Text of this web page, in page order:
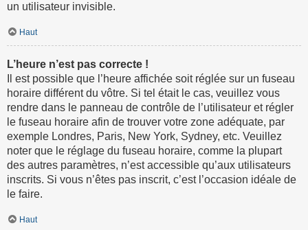
un utilisateur invisible.
Haut
L’heure n’est pas correcte !
Il est possible que l’heure affichée soit réglée sur un fuseau
horaire différent du vôtre. Si tel était le cas, veuillez vous
rendre dans le panneau de contrôle de l’utilisateur et régler
le fuseau horaire afin de trouver votre zone adéquate, par
exemple Londres, Paris, New York, Sydney, etc. Veuillez
noter que le réglage du fuseau horaire, comme la plupart
des autres paramètres, n’est accessible qu’aux utilisateurs
inscrits. Si vous n’êtes pas inscrit, c’est l’occasion idéale de
le faire.
Haut